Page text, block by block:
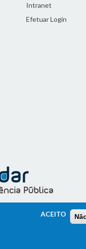
Intranet
Efetuar Login
ACEITO